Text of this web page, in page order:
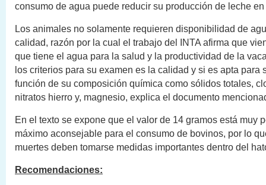
consumo de agua puede reducir su producción de leche
Los animales no solamente requieren disponibilidad de
calidad, razón por la cual el trabajo del INTA afirma que
que tiene el agua para la salud y la productividad de la
los criterios para su examen es la calidad y si es apta para
función de su composición química como sólidos totales,
nitratos hierro y, magnesio, explica el documento
En el texto se expone que el valor de 14 gramos está muy
máximo aconsejable para el consumo de bovinos, por lo
muertes deben tomarse medidas importantes dentro del
Recomendaciones: